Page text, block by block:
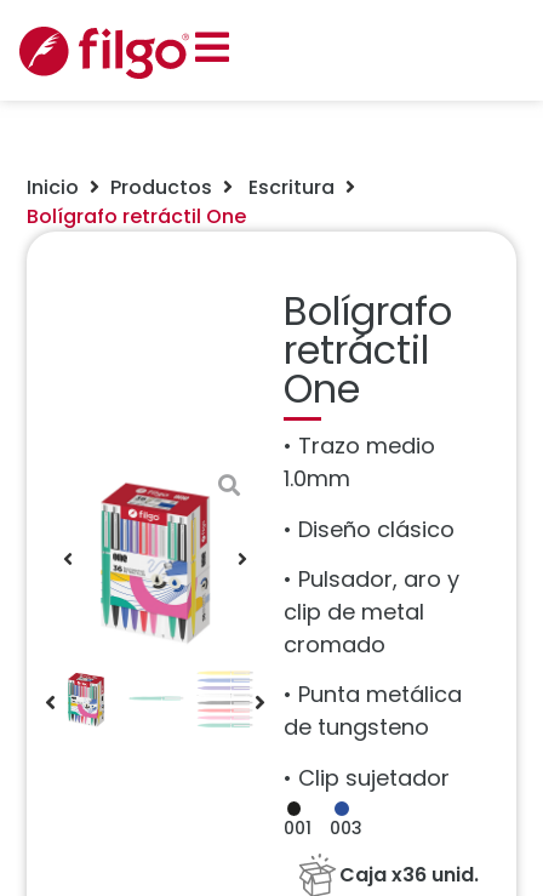
Inicio Productos
Escritura
Bolígrafo retráctil One
Bolígrafo
retráctil
One
• Trazo medio
1.0mm
• Diseño clásico
• Pulsador, aro y
clip de metal
cromado
• Punta metálica
de tungsteno
• Clip sujetador
001 003
Caja x36 unid.